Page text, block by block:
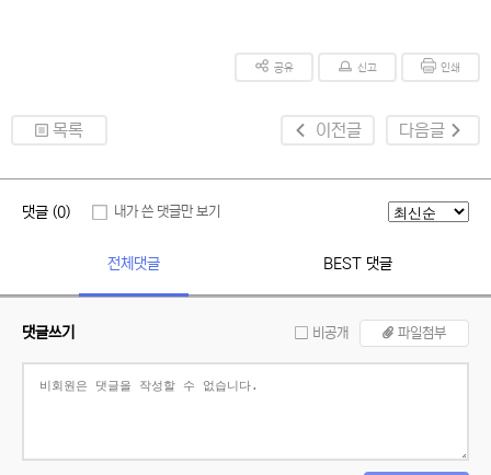
공유 신고 인쇄
목록 이전글 다음글
댓글 (0) 내가 쓴 댓글만 보기
전체댓글 BEST 댓글
댓글쓰기 비공개 파일첨부